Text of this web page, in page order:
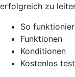
erfolgreich zu
So
Funktionen
Konditionen
Kostenlos